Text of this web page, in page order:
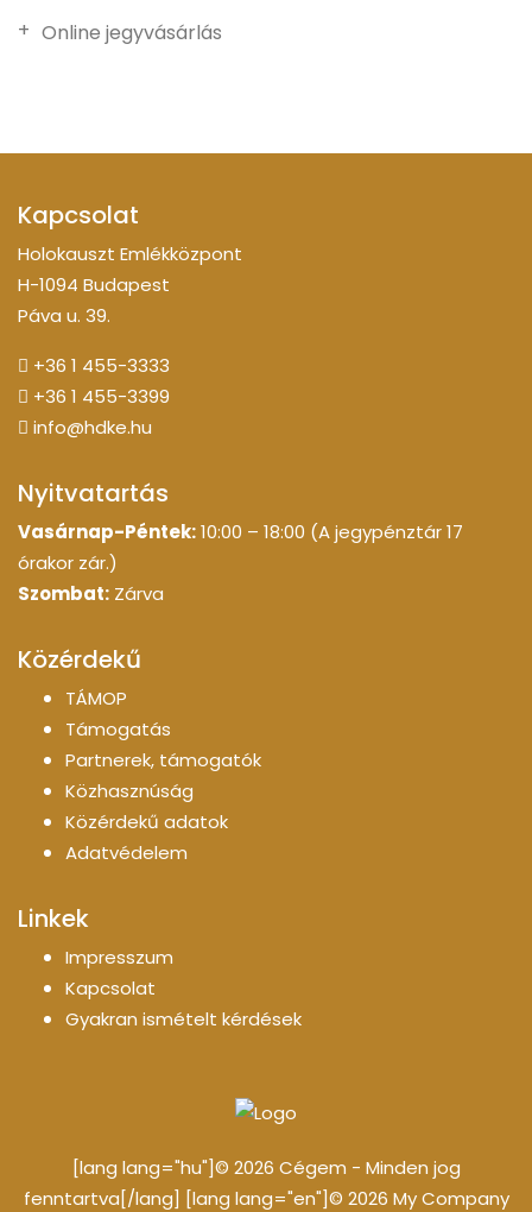
Online jegyvásárlás
Kapcsolat
Holokauszt Emlékközpont
H-1094 Budapest
Páva u. 39.
+36 1 455-3333
+36 1 455-3399
info@hdke.hu
Nyitvatartás
Vasárnap-Péntek:10:00 – 18:00 (A jegypénztár 17
órakor zár.)
Szombat: Zárva
Közérdekű
TÁMOP
Támogatás
Partnerek, támogatók
Közhasznúság
Közérdekű adatok
Adatvédelem
Linkek
Impresszum
Kapcsolat
Gyakran ismételt kérdések
[lang lang="hu"]© 2026 Cégem - Minden jog
fenntartva[/lang] [lang lang="en"]© 2026 My Company